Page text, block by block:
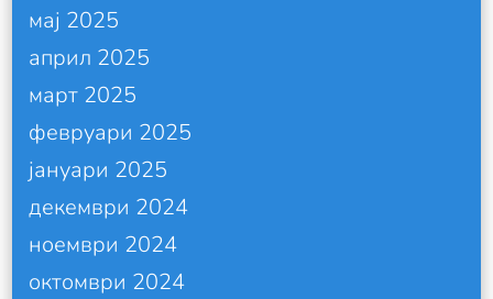
мај 2025
април 2025
март 2025
февруари 2025
јануари 2025
декември 2024
ноември 2024
октомври 2024